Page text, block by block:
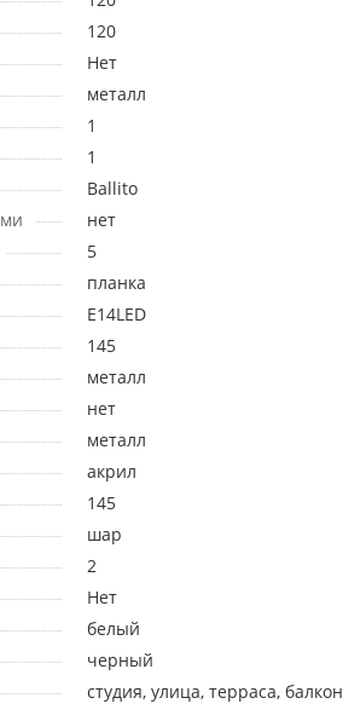
120
Нет
металл
1
1
Ballito
нет
5
планка
E14LED
145
металл
нет
металл
акрил
145
шар
2
Нет
белый
черный
студия, улица, терраса, балкон